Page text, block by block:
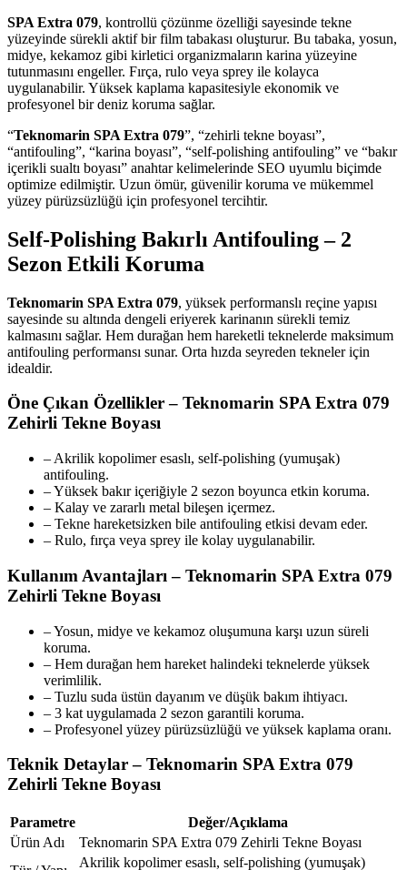
SPA Extra 079, kontrollü çözünme özelliği sayesinde tekne
yüzeyinde sürekli aktif bir film tabakası oluşturur. Bu tabaka, yosun,
midye, kekamoz gibi kirletici organizmaların karina yüzeyine
tutunmasını engeller. Fırça, rulo veya sprey ile kolayca
uygulanabilir. Yüksek kaplama kapasitesiyle ekonomik ve
profesyonel bir deniz koruma sağlar.
“Teknomarin SPA Extra 079”, “zehirli tekne boyası”,
“antifouling”, “karina boyası”, “self-polishing antifouling” ve “bakır
içerikli sualtı boyası” anahtar kelimelerinde SEO uyumlu biçimde
optimize edilmiştir. Uzun ömür, güvenilir koruma ve mükemmel
yüzey pürüzsüzlüğü için profesyonel tercihtir.
Self-Polishing Bakırlı Antifouling – 2
Sezon Etkili Koruma
Teknomarin SPA Extra 079, yüksek performanslı reçine yapısı
sayesinde su altında dengeli eriyerek karinanın sürekli temiz
kalmasını sağlar. Hem durağan hem hareketli teknelerde maksimum
antifouling performansı sunar. Orta hızda seyreden tekneler için
idealdir.
Öne Çıkan Özellikler – Teknomarin SPA Extra 079
Zehirli Tekne Boyası
– Akrilik kopolimer esaslı, self-polishing (yumuşak)
antifouling.
– Yüksek bakır içeriğiyle 2 sezon boyunca etkin koruma.
– Kalay ve zararlı metal bileşen içermez.
– Tekne hareketsizken bile antifouling etkisi devam eder.
– Rulo, fırça veya sprey ile kolay uygulanabilir.
Kullanım Avantajları – Teknomarin SPA Extra 079
Zehirli Tekne Boyası
– Yosun, midye ve kekamoz oluşumuna karşı uzun süreli
koruma.
– Hem durağan hem hareket halindeki teknelerde yüksek
verimlilik.
– Tuzlu suda üstün dayanım ve düşük bakım ihtiyacı.
– 3 kat uygulamada 2 sezon garantili koruma.
– Profesyonel yüzey pürüzsüzlüğü ve yüksek kaplama oranı.
Teknik Detaylar – Teknomarin SPA Extra 079
Zehirli Tekne Boyası
Parametre
Değer/Açıklama
Ürün Adı
Teknomarin SPA Extra 079 Zehirli Tekne Boyası
Akrilik kopolimer esaslı, self-polishing (yumuşak)